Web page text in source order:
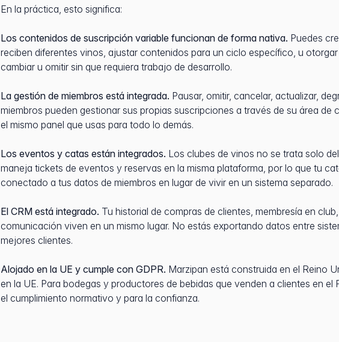
En la práctica, esto significa:
Los contenidos de suscripción variable funcionan de forma nativa. Puedes
reciben diferentes vinos, ajustar contenidos para un ciclo específico, u
cambiar u omitir sin que requiera trabajo de desarrollo.
La gestión de miembros está integrada. Pausar, omitir, cancelar, actualizar,
miembros pueden gestionar sus propias suscripciones a través de su área de
el mismo panel que usas para todo lo demás.
Los eventos y catas están integrados. Los clubes de vinos no se trata solo
maneja tickets de eventos y reservas en la misma plataforma, por lo que tu
conectado a tus datos de miembros en lugar de vivir en un sistema separado.
El CRM está integrado. Tu historial de compras de clientes, membresía en
comunicación viven en un mismo lugar. No estás exportando datos entre
mejores clientes.
Alojado en la UE y cumple con GDPR. Marzipan está construida en el Reino
en la UE. Para bodegas y productores de bebidas que venden a clientes en el
el cumplimiento normativo y para la confianza.